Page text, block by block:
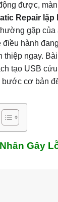
được,
Repair lặp
gặp của
điều hành
thiệp ngay.
tạo USB
cơ bản
Gây